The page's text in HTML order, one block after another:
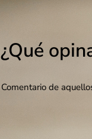
¿Qué
Comentario de